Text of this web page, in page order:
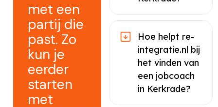
met een
partij die
past. Zo
kun je
eerder
starten
met
Hoe helpt re-
integratie.nl bij
het vinden van
een jobcoach
in Kerkrade?